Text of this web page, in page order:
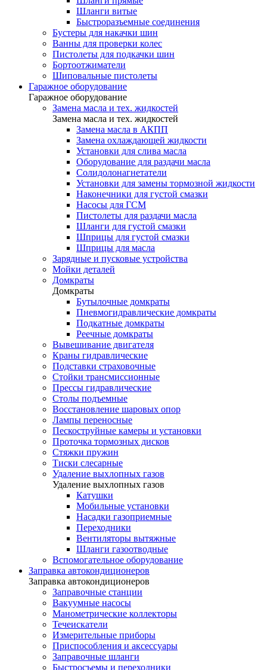
Шланги витые
Быстроразъемные соединения
Бустеры для накачки шин
Ванны для проверки колес
Пистолеты для подкачки шин
Бортоотжиматели
Шиповальные пистолеты
Гаражное оборудование
Гаражное оборудование
Замена масла и тех. жидкостей
Замена масла и тех. жидкостей
Замена масла в АКПП
Замена охлаждающей жидкости
Установки для слива масла
Оборудование для раздачи масла
Солидолонагнетатели
Установки для замены тормозной жидкости
Наконечники для густой смазки
Насосы для ГСМ
Пистолеты для раздачи масла
Шланги для густой смазки
Шприцы для густой смазки
Шприцы для масла
Зарядные и пусковые устройства
Мойки деталей
Домкраты
Домкраты
Бутылочные домкраты
Пневмогидравлические домкраты
Подкатные домкраты
Реечные домкраты
Вывешивание двигателя
Краны гидравлические
Подставки страховочные
Стойки трансмиссионные
Прессы гидравлические
Столы подъемные
Восстановление шаровых опор
Лампы переносные
Пескоструйные камеры и установки
Проточка тормозных дисков
Стяжки пружин
Тиски слесарные
Удаление выхлопных газов
Удаление выхлопных газов
Катушки
Мобильные установки
Насадки газоприемные
Переходники
Вентиляторы вытяжные
Шланги газоотводные
Вспомогательное оборудование
Заправка автокондиционеров
Заправка автокондиционеров
Заправочные станции
Вакуумные насосы
Манометрические коллекторы
Течеискатели
Измерительные приборы
Приспособления и аксессуары
Заправочные шланги
Быстросъемы и переходники